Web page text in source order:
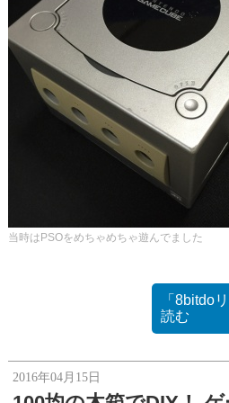
当時はPSOをめちゃめちゃ遊んでました
「8bitdo
読む
2016年04月15日